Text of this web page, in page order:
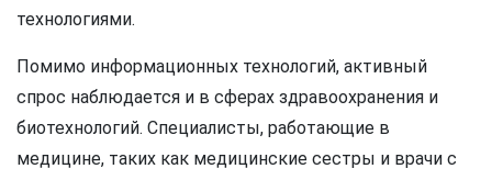
технологиями.
Помимо информационных технологий, активный
спрос наблюдается и в сферах здравоохранения и
биотехнологий. Специалисты, работающие в
медицине, таких как медицинские сестры и врачи с